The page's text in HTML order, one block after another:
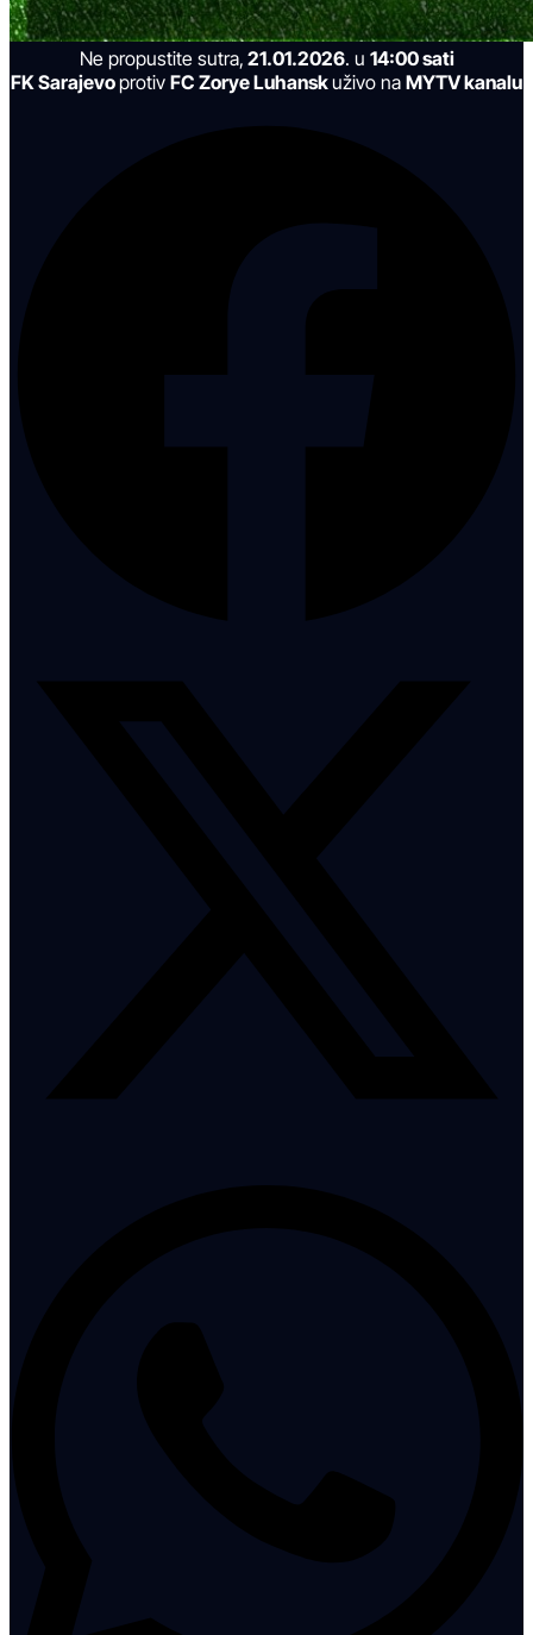
Ne propustite sutra, 21.01.2026. u 14:00 sati
FK Sarajevoprotiv FC Zorye Luhanskuživo na MYTV kanalu